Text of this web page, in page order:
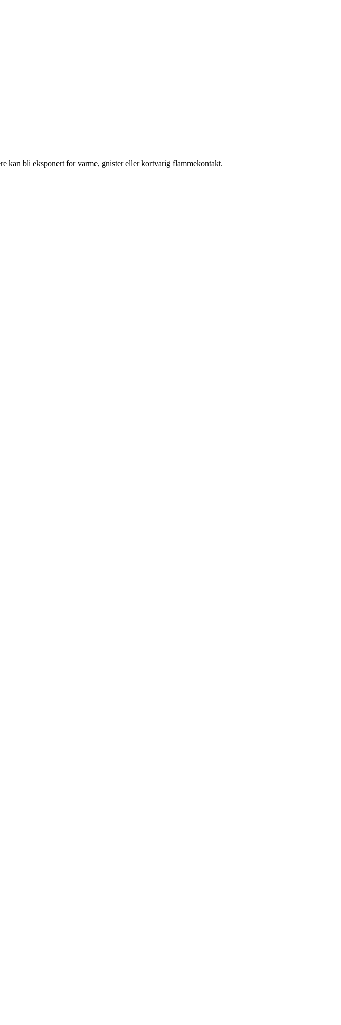
kan bli eksponert for varme, gnister eller kortvarig flammekontakt.